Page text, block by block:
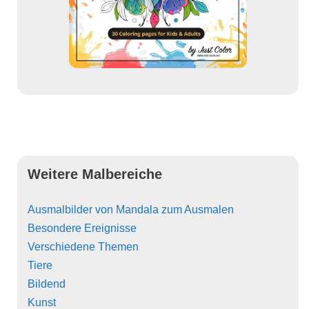
Weitere Malbereiche
Ausmalbilder von Mandala zum Ausmalen
Besondere Ereignisse
Verschiedene Themen
Tiere
Bildend
Kunst